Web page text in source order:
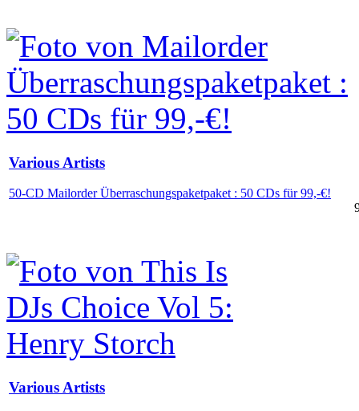
Various Artists
50-CD Mailorder Überraschungspaketpaket : 50 CDs für 99,-€!
Various Artists